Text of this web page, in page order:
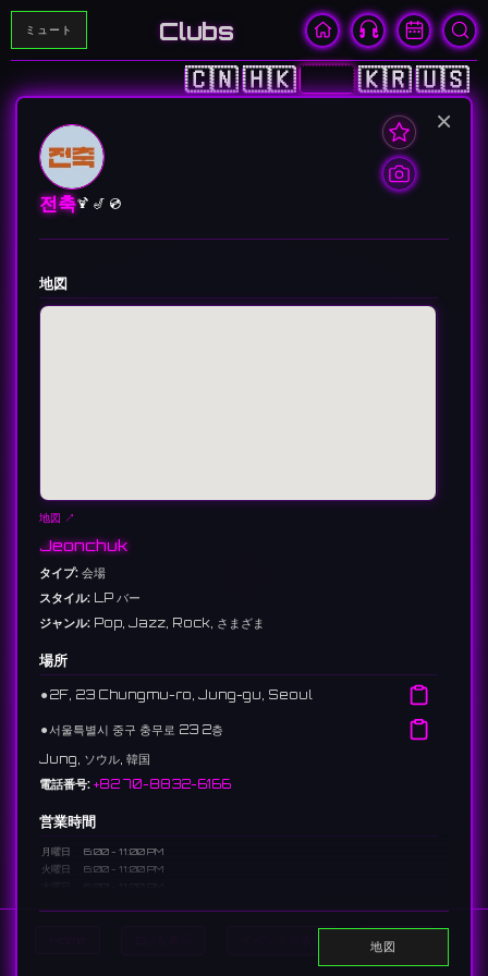
ミュート Clubs
🇨🇳🇭🇰🇯🇵🇰🇷🇺🇸
Search
×
전축🍹 🎷 💿
地図
地図 ↗
Jeonchuk
タイプ: 会場
スタイル: LP バー
ジャンル: Pop, Jazz, Rock, さまざま
場所
⚫︎ 2F, 23 Chungmu-ro, Jung-gu, Seoul
⚫︎ 서울특별시 중구 충무로 23 2층
Jung, ソウル, 韓国
電話番号: +82 70-8832-6166
営業時間
月曜日
6:00 - 11:00 PM
火曜日
6:00 - 11:00 PM
地図